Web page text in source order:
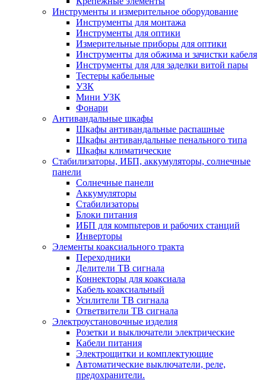
Инструменты и измерительное оборудование
Инструменты для монтажа
Инструменты для оптики
Измерительные приборы для оптики
Инструменты для обжима и зачистки кабеля
Инструменты для для заделки витой пары
Тестеры кабельные
УЗК
Мини УЗК
Фонари
Антивандальные шкафы
Шкафы антивандальные распашные
Шкафы антивандальные пенального типа
Шкафы климатические
Стабилизаторы, ИБП, аккумуляторы, солнечные
панели
Солнечные панели
Аккумуляторы
Стабилизаторы
Блоки питания
ИБП для компьтеров и рабочих станций
Инверторы
Элементы коаксиального тракта
Переходники
Делители ТВ сигнала
Коннекторы для коаксиала
Кабель коаксиальный
Усилители ТВ сигнала
Ответвители ТВ сигнала
Электроустановочные изделия
Розетки и выключатели электрические
Кабели питания
Электрощитки и комплектующие
Автоматические выключатели, реле,
предохранители.